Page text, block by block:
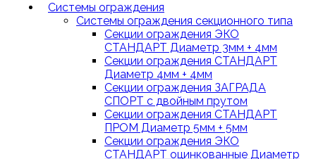
Системы ограждения
Системы ограждения секционного типа
Секции ограждения ЭКО
СТАНДАРТ Диаметр 3мм + 4мм
Секции ограждения СТАНДАРТ
Диаметр 4мм + 4мм
Секции ограждения ЗАГРАДА
СПОРТ с двойным прутом
Секции ограждения СТАНДАРТ
ПРОМ Диаметр 5мм + 5мм
Секции ограждения ЭКО
СТАНДАРТ оцинкованные Диаметр